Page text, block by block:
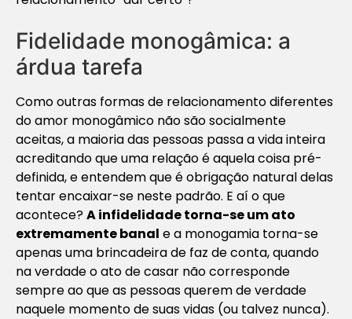
Fidelidade monogâmica: a
árdua tarefa
Como outras formas de relacionamento diferentes
do amor monogâmico não são socialmente
aceitas, a maioria das pessoas passa a vida inteira
acreditando que uma relação é aquela coisa pré-
definida, e entendem que é obrigação natural delas
tentar encaixar-se neste padrão. E aí o que
acontece?A infidelidade torna-se um ato
extremamente banal e a monogamia torna-se
apenas uma brincadeira de faz de conta, quando
na verdade o ato de casar não corresponde
sempre ao que as pessoas querem de verdade
naquele momento de suas vidas (ou talvez nunca).